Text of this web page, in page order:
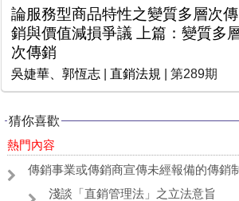
論服務型商品特性之變質多層次傳
銷與價值減損爭議 上篇：變質多層
次傳銷
吳婕華、郭恆志 直銷法規 | 第289期
猜你喜歡
熱門內容
淺談「直銷管理法」之立法意旨